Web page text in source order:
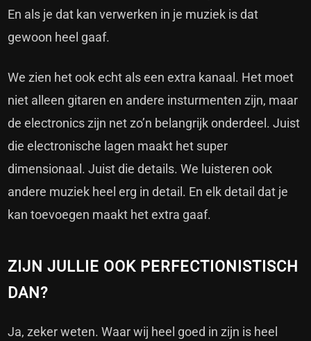
En als je dat kan verwerken in je muziek is dat
gewoon heel gaaf.
We zien het ook echt als een extra kanaal. Het moet
niet alleen gitaren en andere insturmenten zijn, maar
de electronics zijn net zo’n belangrijk onderdeel. Juist
die electronische lagen maakt het super
dimensionaal. Juist die details. We luisteren ook
andere muziek heel erg in detail. En elk detail dat je
kan toevoegen maakt het extra gaaf.
ZIJN JULLIE OOK PERFECTIONISTISCH
DAN?
Ja, zeker weten. Waar wij heel goed in zijn is heel